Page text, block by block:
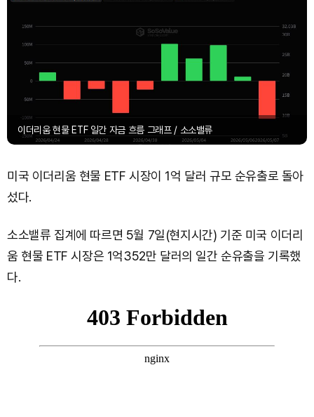
이더리움 현물 ETF 일간 자금 흐름 그래프 / 소소밸류
미국 이더리움 현물 ETF 시장이 1억 달러 규모 순유출로 돌아
섰다.
소소밸류 집계에 따르면 5월 7일(현지시간) 기준 미국 이더리
움 현물 ETF 시장은 1억352만 달러의 일간 순유출을 기록했
다.